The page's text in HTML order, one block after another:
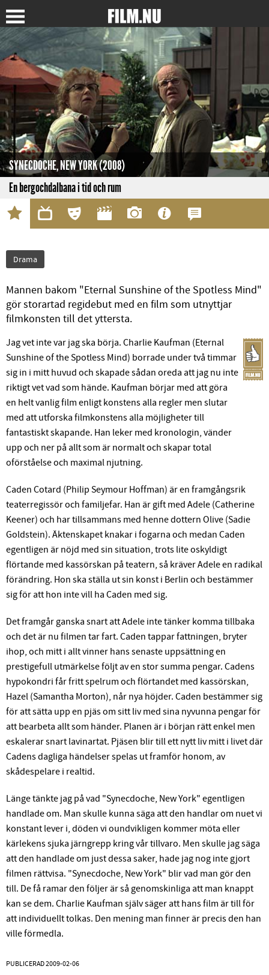
SYNECDOCHE, NEW YORK (2008)
En bergochdalbana i tid och rum
Drama
Mannen bakom "Eternal Sunshine of the Spotless Mind"
gör storartad regidebut med en film som utnyttjar
filmkonsten till det yttersta.
Jag vet inte var jag ska börja. Charlie Kaufman (Eternal
Sunshine of the Spotless Mind) borrade under två timmar
sig in i mitt huvud och skapade sådan oreda att jag nu inte
riktigt vet vad som hände. Kaufman börjar med att göra
en helt vanlig film enligt konstens alla regler men slutar
med att utforska filmkonstens alla möjligheter till
fantastiskt skapande. Han leker med kronologin, vänder
upp och ner på allt som är normalt och skapar total
oförståelse och maximal njutning.
Caden Cotard (Philip Seymour Hoffman) är en framgångsrik
teaterregissör och familjefar. Han är gift med Adele (Catherine
Keener) och har tillsammans med henne dottern Olive (Sadie
Goldstein). Äktenskapet knakar i fogarna och medan Caden
egentligen är nöjd med sin situation, trots lite oskyldigt
flörtande med kassörskan på teatern, så kräver Adele en radikal
förändring. Hon ska ställa ut sin konst i Berlin och bestämmer
sig för att hon inte vill ha Caden med sig.
Det framgår ganska snart att Adele inte tänker komma tillbaka
och det är nu filmen tar fart. Caden tappar fattningen, bryter
ihop, och mitt i allt vinner hans senaste uppsättning en
prestigefull utmärkelse följt av en stor summa pengar. Cadens
hypokondri får fritt spelrum och flörtandet med kassörskan,
Hazel (Samantha Morton), når nya höjder. Caden bestämmer sig
för att sätta upp en pjäs om sitt liv med sina nyvunna pengar för
att bearbeta allt som händer. Planen är i början rätt enkel men
eskalerar snart lavinartat. Pjäsen blir till ett nytt liv mitt i livet där
Cadens dagliga händelser spelas ut framför honom, av
skådespelare i realtid.
Länge tänkte jag på vad "Synecdoche, New York" egentligen
handlade om. Man skulle kunna säga att den handlar om nuet vi
konstant lever i, döden vi oundvikligen kommer möta eller
kärlekens sjuka järngrepp kring vår tillvaro. Men skulle jag säga
att den handlade om just dessa saker, hade jag nog inte gjort
filmen rättvisa. "Synecdoche, New York" blir vad man gör den
till. De få ramar den följer är så genomskinliga att man knappt
kan se dem. Charlie Kaufman själv säger att hans film är till för
att individuellt tolkas. Den mening man finner är precis den han
ville förmedla.
PUBLICERAD2009-02-06